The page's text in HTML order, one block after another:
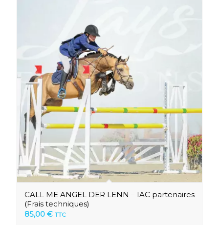
CALL ME ANGEL DER LENN – IAC partenaires
(Frais techniques)
85,00 € TTC